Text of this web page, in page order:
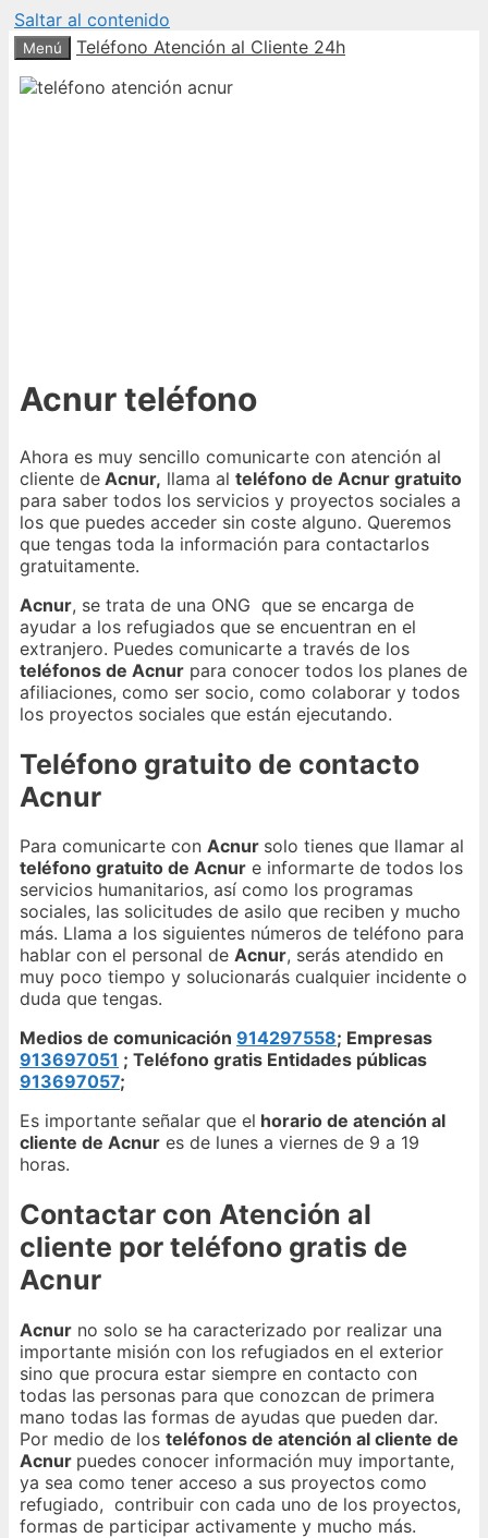
Saltar al contenido
Menú Teléfono Atención al Cliente 24h
Acnur teléfono
Ahora es muy sencillo comunicarte con atención al
cliente de Acnur, llama al teléfono de Acnur gratuito
para saber todos los servicios y proyectos sociales a
los que puedes acceder sin coste alguno. Queremos
que tengas toda la información para contactarlos
gratuitamente.
Acnur, se trata de una ONG que se encarga de
ayudar a los refugiados que se encuentran en el
extranjero. Puedes comunicarte a través de los
teléfonos de Acnur para conocer todos los planes de
afiliaciones, como ser socio, como colaborar y todos
los proyectos sociales que están ejecutando.
Teléfono gratuito de contacto
Acnur
Para comunicarte con Acnur solo tienes que llamar al
teléfono gratuito de Acnur e informarte de todos los
servicios humanitarios, así como los programas
sociales, las solicitudes de asilo que reciben y mucho
más. Llama a los siguientes números de teléfono para
hablar con el personal de Acnur, serás atendido en
muy poco tiempo y solucionarás cualquier incidente o
duda que tengas.
Medios de comunicación 914297558; Empresas
913697051 ; Teléfono gratis Entidades públicas
913697057;
Es importante señalar que el horario de atención al
cliente de Acnur es de lunes a viernes de 9 a 19
horas.
Contactar con Atención al
cliente por teléfono gratis de
Acnur
Acnur no solo se ha caracterizado por realizar una
importante misión con los refugiados en el exterior
sino que procura estar siempre en contacto con
todas las personas para que conozcan de primera
mano todas las formas de ayudas que pueden dar.
Por medio de los teléfonos de atención al cliente de
Acnur puedes conocer información muy importante,
ya sea como tener acceso a sus proyectos como
refugiado, contribuir con cada uno de los proyectos,
formas de participar activamente y mucho más.